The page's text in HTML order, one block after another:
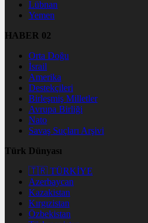
Lübnan
Yemen
HABER 02
Orta Doğu
İsrail
Amerika
Destekçileri
Birleşmiş Milletler
Avrupa Birliği
Nato
Savaş Suçları Arşivi
Türk Dünyası
🇹🇷 TÜRKİYE
Azerbaycan
Kazakistan
Kırgızistan
Özbekistan